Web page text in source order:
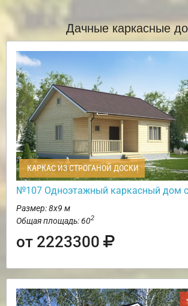
Дачные каркасные
КАРКАС ИЗ СТРОГАНОЙ ДОСКИ
№107 Одноэтажный каркасный дом с
Размер: 8х9 м
Общая площадь: 602
от 2223300